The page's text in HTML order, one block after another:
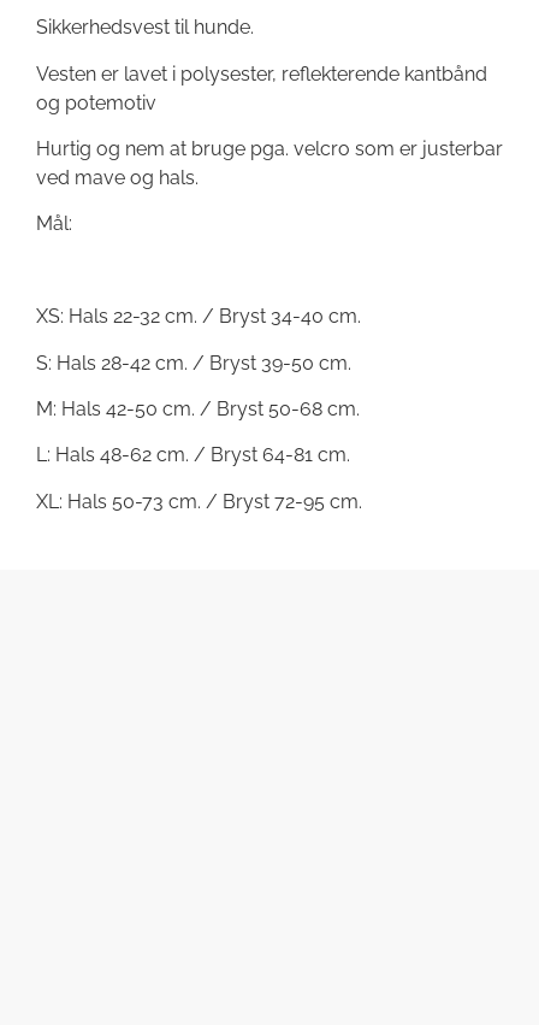
Sikkerhedsvest til hunde.
Vesten er lavet i polysester, reflekterende kantbånd
og potemotiv
Hurtig og nem at bruge pga. velcro som er justerbar
ved mave og hals.
Mål:
XS: Hals 22-32 cm. / Bryst 34-40 cm.
S: Hals 28-42 cm. / Bryst 39-50 cm.
M: Hals 42-50 cm. / Bryst 50-68 cm.
L: Hals 48-62 cm. / Bryst 64-81 cm.
XL: Hals 50-73 cm. / Bryst 72-95 cm.